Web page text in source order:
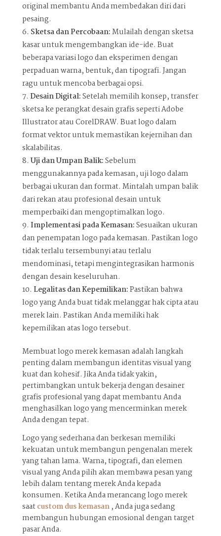
original membantu Anda membedakan diri dari
pesaing.
Sketsa dan Percobaan:Mulailah dengan sketsa
kasar untuk mengembangkan ide-ide. Buat
beberapa variasi logo dan eksperimen dengan
perpaduan warna, bentuk, dan tipografi. Jangan
ragu untuk mencoba berbagai opsi.
Desain Digital:Setelah memilih konsep, transfer
sketsa ke perangkat desain grafis seperti Adobe
Illustrator atau CorelDRAW. Buat logo dalam
format vektor untuk memastikan kejernihan dan
skalabilitas.
Uji dan Umpan Balik:Sebelum
menggunakannya pada kemasan, uji logo dalam
berbagai ukuran dan format. Mintalah umpan balik
dari rekan atau profesional desain untuk
memperbaiki dan mengoptimalkan logo.
Implementasi pada Kemasan:Sesuaikan ukuran
dan penempatan logo pada kemasan. Pastikan logo
tidak terlalu tersembunyi atau terlalu
mendominasi, tetapi mengintegrasikan harmonis
dengan desain keseluruhan.
Legalitas dan Kepemilikan:Pastikan bahwa
logo yang Anda buat tidak melanggar hak cipta atau
merek lain. Pastikan Anda memiliki hak
kepemilikan atas logo tersebut.
Membuat logo merek kemasan adalah langkah
penting dalam membangun identitas visual yang
kuat dan kohesif. Jika Anda tidak yakin,
pertimbangkan untuk bekerja dengan desainer
grafis profesional yang dapat membantu Anda
menghasilkan logo yang mencerminkan merek
Anda dengan tepat.
Logo yang sederhana dan berkesan memiliki
kekuatan untuk membangun pengenalan merek
yang tahan lama. Warna, tipografi, dan elemen
visual yang Anda pilih akan membawa pesan yang
lebih dalam tentang merek Anda kepada
konsumen. Ketika Anda merancang logo merek
saatcustom dus kemasan, Anda juga sedang
membangun hubungan emosional dengan target
pasar Anda.